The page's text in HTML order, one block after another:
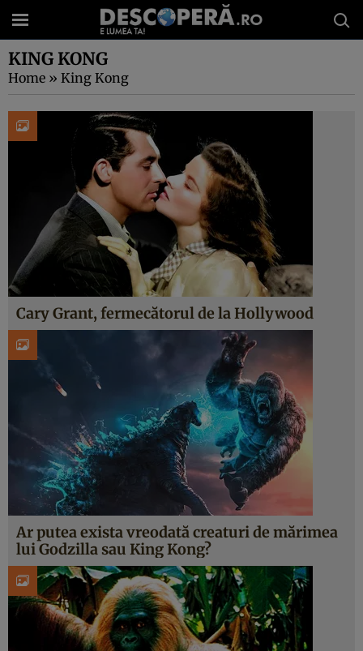
KING KONG
Home » King Kong
Cary Grant, fermecătorul de la Hollywood
Ar putea exista vreodată creaturi de mărimea
lui Godzilla sau King Kong?